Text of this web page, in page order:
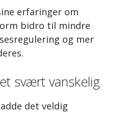
erfaringer om
bidro til mindre
og mer
svært vanskelig
det veldig